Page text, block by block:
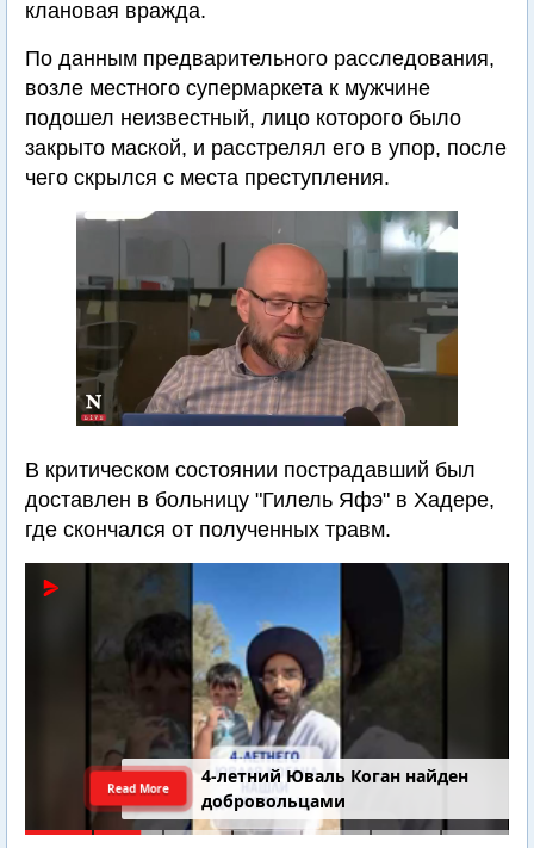
клановая вражда.
По данным предварительного расследования,
возле местного супермаркета к мужчине
подошел неизвестный, лицо которого было
закрыто маской, и расстрелял его в упор, после
чего скрылся с места преступления.
В критическом состоянии пострадавший был
доставлен в больницу "Гилель Яфэ" в Хадере,
где скончался от полученных травм.
4-летний Юваль Коган найден
добровольцами
Read More